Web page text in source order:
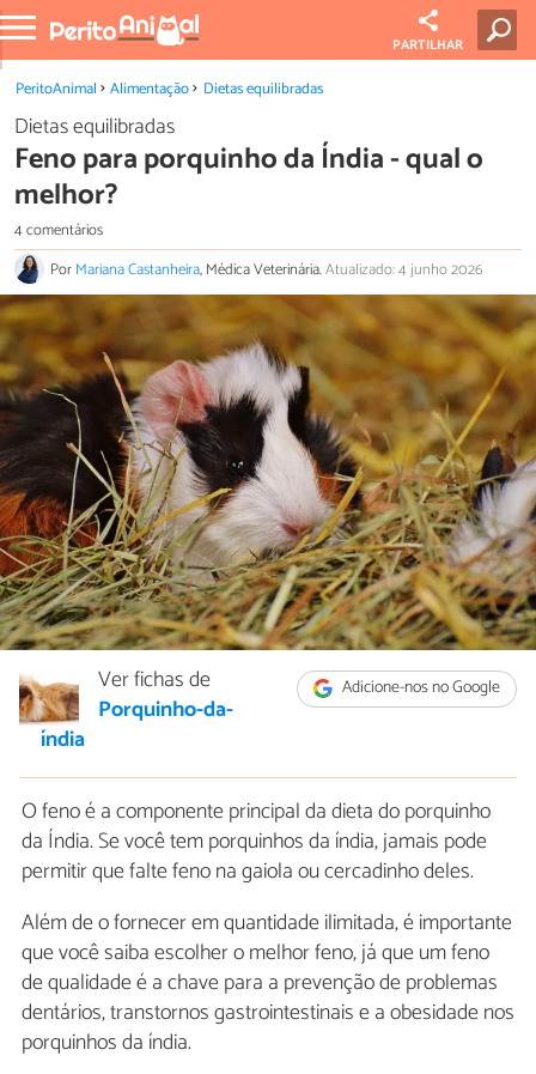
PARTILHAR
PeritoAnimal Alimentação Dietas equilibradas
Dietas equilibradas
Feno para porquinho da Índia - qual o
melhor?
4 comentários
PorMariana Castanheira, Médica Veterinária.Atualizado: 4 junho 2026
Adicione-nos no Google
Ver fichas de
Porquinho-da-
índia
O feno é a componente principal da dieta do porquinho
da Índia. Se você tem porquinhos da índia, jamais pode
permitir que falte feno na gaiola ou cercadinho deles.
Além de o fornecer em quantidade ilimitada, é importante
que você saiba escolher o melhor feno, já que um feno
de qualidade é a chave para a prevenção de problemas
dentários, transtornos gastrointestinais e a obesidade nos
porquinhos da índia.